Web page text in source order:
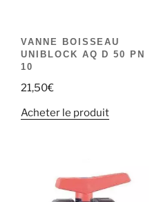
VANNE BOISSEAU
UNIBLOCK AQ D 50 PN
10
21,50€
Acheter le produit